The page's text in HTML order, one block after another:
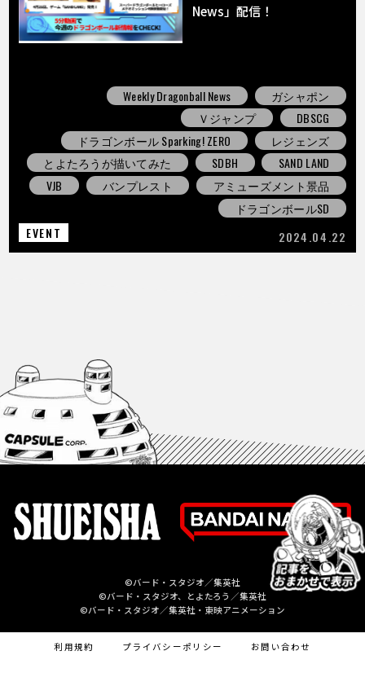
News」配信！
Weekly Dragonball News
ガシャポン
Ｖジャンプ
DBSCG
ドラゴンボール Sparking! ZERO
レジェンズ
とよたろうが描いてみた
SDBH
SAND LAND
VJB
バンプレスト
アミューズメント景品
ドラゴンボールSD
EVENT
2024.04.22
©バード・スタジオ／集英社
©バード・スタジオ、とよたろう／集英社
©バード・スタジオ／集英社・東映アニメーション
利用規約 プライバシーポリシー お問い合わせ